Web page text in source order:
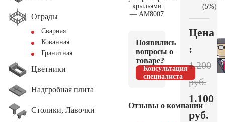
Ограды
Сварная
Кованная
Гранитная
Цветники
Надгробная плита
Столики, Лавочки
Появились
вопросы о
товаре?
Консультация
специалиста
Отзывы о компании
(5%)
Цена
:
1.200
руб.
1.100
руб.